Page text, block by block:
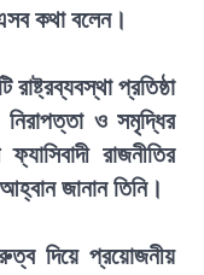
কথা বলেন।
প্রতিষ্ঠা
নিরাপত্তা ও সমৃদ্ধির
রাজনীতির
জানান তিনি।
দিয়ে প্রয়োজনীয়